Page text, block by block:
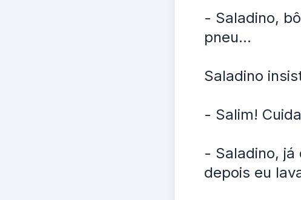
- Saladino,
pneu...
Saladino
- Salim!
- Saladino,
depois eu